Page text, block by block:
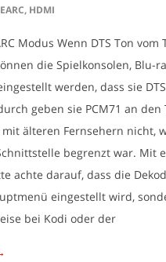
EARC, HDMI
Modus Wenn DTS Ton vom
die Spielkonsolen, Blu-
werden, dass sie
geben sie PCM71 an den
älteren Fernsehern nicht,
begrenzt war. Mit
achte darauf, dass die
eingestellt wird,
bei Kodi oder der